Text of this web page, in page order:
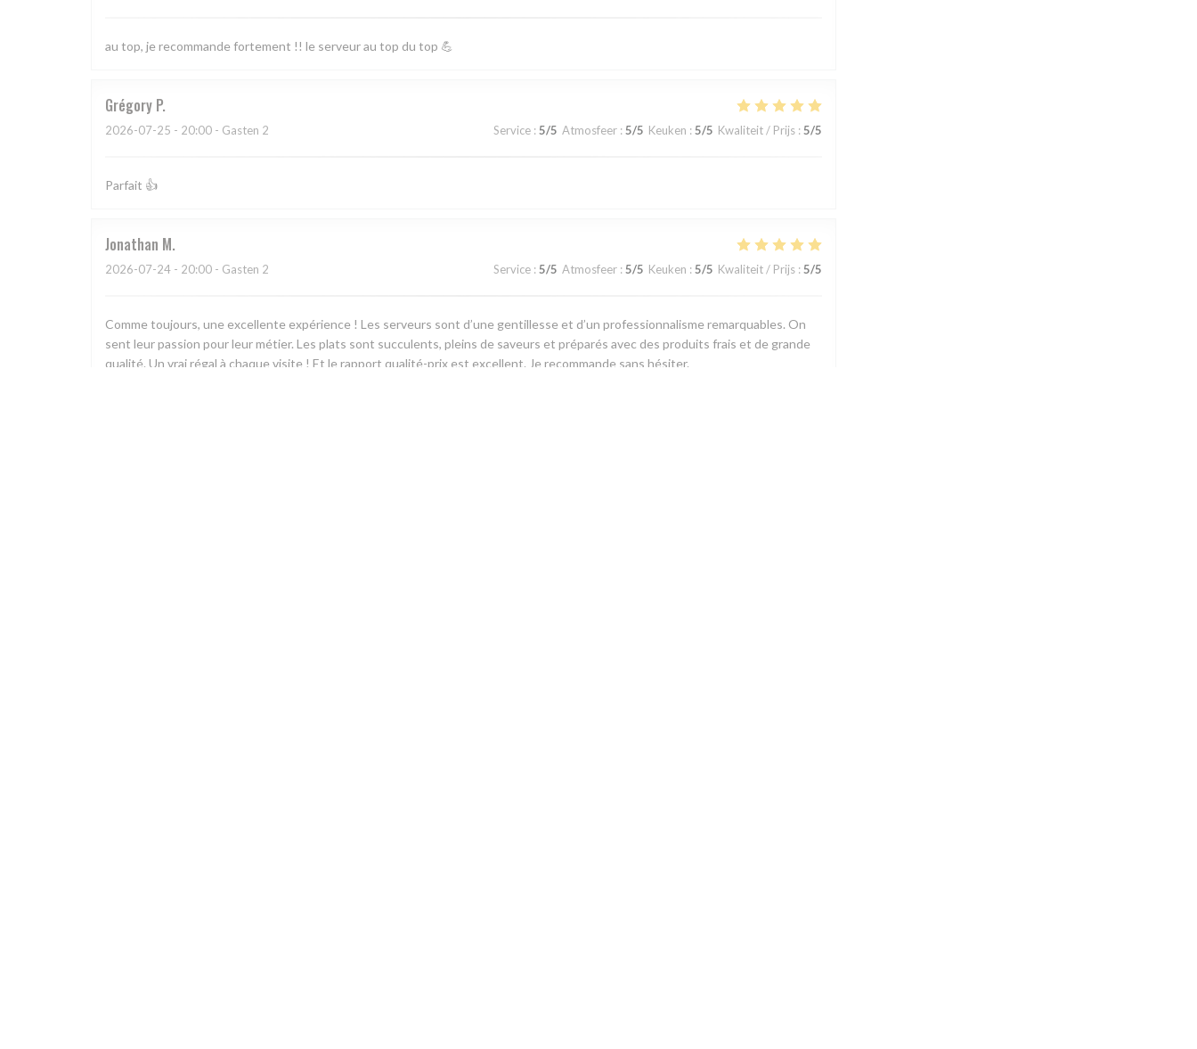
au top, je recommande fortement !! le serveur au top du top 💪
Grégory P
2026-07-25 - 20:00 - Gasten 2 Service : 5/5 Atmosfeer : 5/5 Keuken : 5/5 Kwaliteit / Prijs : 5/5
Parfait 👍
Jonathan M
2026-07-24 - 20:00 - Gasten 2 Service : 5/5 Atmosfeer : 5/5 Keuken : 5/5 Kwaliteit / Prijs : 5/5
Comme toujours, une excellente expérience ! Les serveurs sont d’une gentillesse et d’un professionnalisme remarquables. On
sent leur passion pour leur métier. Les plats sont succulents, pleins de saveurs et préparés avec des produits frais et de grande
qualité. Un vrai régal à chaque visite ! Et le rapport qualité-prix est excellent. Je recommande sans hésiter.